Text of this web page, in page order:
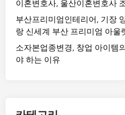
이혼변호사, 울산이혼변호사
부산프리미엄인테리어, 기장
랑 신세계 부산 프리미엄 아울
소자본업종변경, 창업 아이템
야 하는 이유